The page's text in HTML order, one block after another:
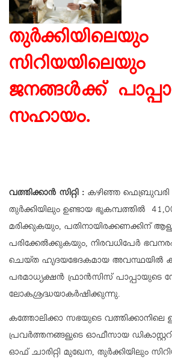
തുർക്കിയിലെയും
സിറിയയിലെയും
ജനങ്ങൾക്ക്
സഹായം.
വത്തിക്കാൻ സിറ്റി : കഴിഞ്ഞ ഫെബ്രുവരി
തുർക്കിയിലും ഉണ്ടായ ഭൂകമ്പത്തിൽ
മരിക്കുകയും, പതിനായിരക്കണക്കിന്
പരിക്കേൽക്കുകയും, നിരവധിപേർ
ചെയ്ത ഹൃദയഭേദകമായ അവസ്ഥയിൽ
പരമാധ്യക്ഷൻ ഫ്രാൻസിസ് പാപ്പായുടെ
ലോകശ്രദ്ധയാകർഷിക്കുന്നു.
കത്തോലിക്കാ സഭയുടെ വത്തിക്കാനിലെ
പ്രവർത്തനങ്ങളുടെ ഓഫീസായ
ഓഫ് ചാരിറ്റി മുഖേന, തുർക്കിയിലും